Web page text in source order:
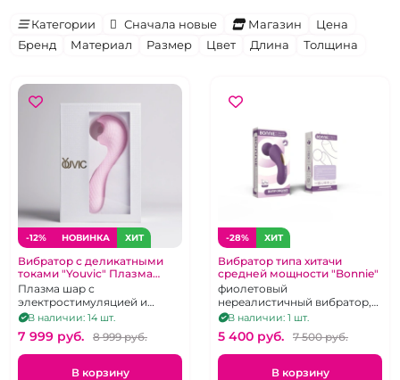
Категории Сначала новые Магазин
Цена
Бренд
Материал Размер Цвет Длина Толщина
-12% НОВИНКА ХИТ
Вибратор с деликатными
токами "Youvic" Плазма
Магия, Релакс и Секс
Плазма шар с
электростимуляцией и
подогревом для эрогенных
зон и массажа на
силиконовой вибро ручке
для внутренней стимуляции
В наличии: 14 шт.
7 999 pуб. 8 999 pуб.
В корзину
-28% ХИТ
Вибратор типа хитачи
средней мощности "Bonnie"
фиолетовый
нереалистичный вибратор,
10 режимов, аналог хитачи
В наличии: 1 шт.
5 400 pуб. 7 500 pуб.
В корзину